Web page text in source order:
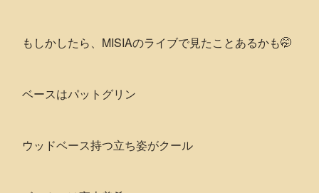
もしかしたら、MISIAのライブで見たことあるかも🤭
ベースはパットグリン
ウッドベース持つ立ち姿がクール